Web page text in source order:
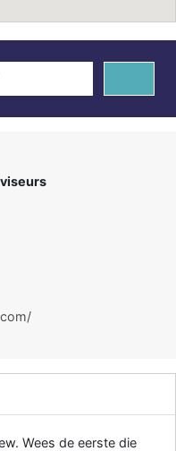
Wees de eerste die